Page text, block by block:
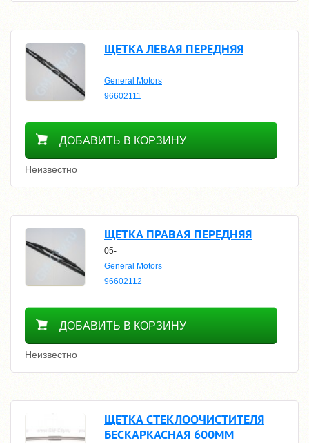
ЩЕТКА ЛЕВАЯ ПЕРЕДНЯЯ
-
General Motors
96602111
500
ДОБАВИТЬ В КОРЗИНУ
Неизвестно
ЩЕТКА ПРАВАЯ ПЕРЕДНЯЯ
05-
General Motors
96602112
1000
ДОБАВИТЬ В КОРЗИНУ
Неизвестно
ЩЕТКА СТЕКЛООЧИСТИТЕЛЯ
БЕСКАРКАСНАЯ 600ММ